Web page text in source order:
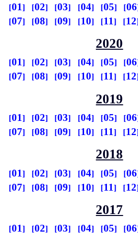
01 02 03 04 05
06
07
08 09 10 11 12
2020
01 02 03 04 05
06
07
08 09 10 11 12
2019
01 02 03 04 05
06
07
08 09 10 11 12
2018
01 02 03 04 05
06
07
08 09 10 11 12
2017
01 02 03 04 05
06